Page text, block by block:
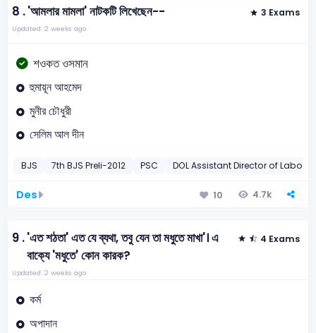
8 .'আমলার মামলা' নাটকটি লিখেছেন-- 3 Exams
Updated: 2 weeks ago
শওকত ওসমান
হুমায়ূন আহমেদ
মুনীর চৌধুরী
সেলিম আল দীন
BJS 7th BJS Preli-2012 PSC DOL Assistant Director of
Des 10 4.7k
9 .'এত শঠতা' এত যে ব্যথা, তবু যেন তা মধুতে মাখা'। এ
বাক্যে 'মধুতে' কোন কারক?
4 Exams
Updated: 2 weeks ago
কর্ম
অপাদান